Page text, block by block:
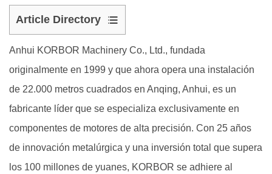
Article Directory
1
Tiempo
de
mano
de
estimado
y
complejidad
Anhui KORBOR Machinery Co., Ltd., fundada
originalmente en 1999 y que ahora opera una instalación
de 22.000 metros cuadrados en Anqing, Anhui, es un
fabricante líder que se especializa exclusivamente en
componentes de motores de alta precisión. Con 25 años
de innovación metalúrgica y una inversión total que supera
los 100 millones de yuanes, KORBOR se adhiere al